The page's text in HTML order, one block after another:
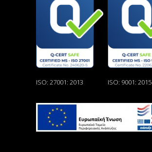
ISO: 27001: 2013 ISO: 9001: 2015